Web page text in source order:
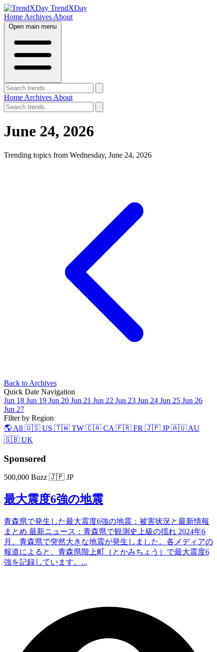
TrendXDay
Home Archives About
Open main menu
Home Archives About
June 24, 2026
Trending topics from Wednesday, June 24, 2026
Back to Archives
Quick Date Navigation
Jun 18 Jun 19 Jun 20 Jun 21 Jun 22 Jun 23 Jun 24 Jun 25 Jun 26
Jun 27
Filter by Region
🌎 All 🇺🇸 US 🇹🇼 TW 🇨🇦 CA 🇫🇷 FR 🇯🇵 JP🇦🇺 AU
🇬🇧 UK
Sponsored
500,000 Buzz 🇯🇵 JP
最大震度6強の地震
青森県で発生した最大震度6強の地震：被害状況と最新情報
まとめ 最新ニュース：青森県で観測史上級の揺れ 2024年6
月、青森県で突然大きな地震が発生しました。各メディアの
報道によると、青森県階上町（とかみちょう）で最大震度6
強を記録しています。...